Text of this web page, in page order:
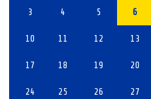
3 4 5 6
10 11 12 13
17 18 19 20
24 25 26 27